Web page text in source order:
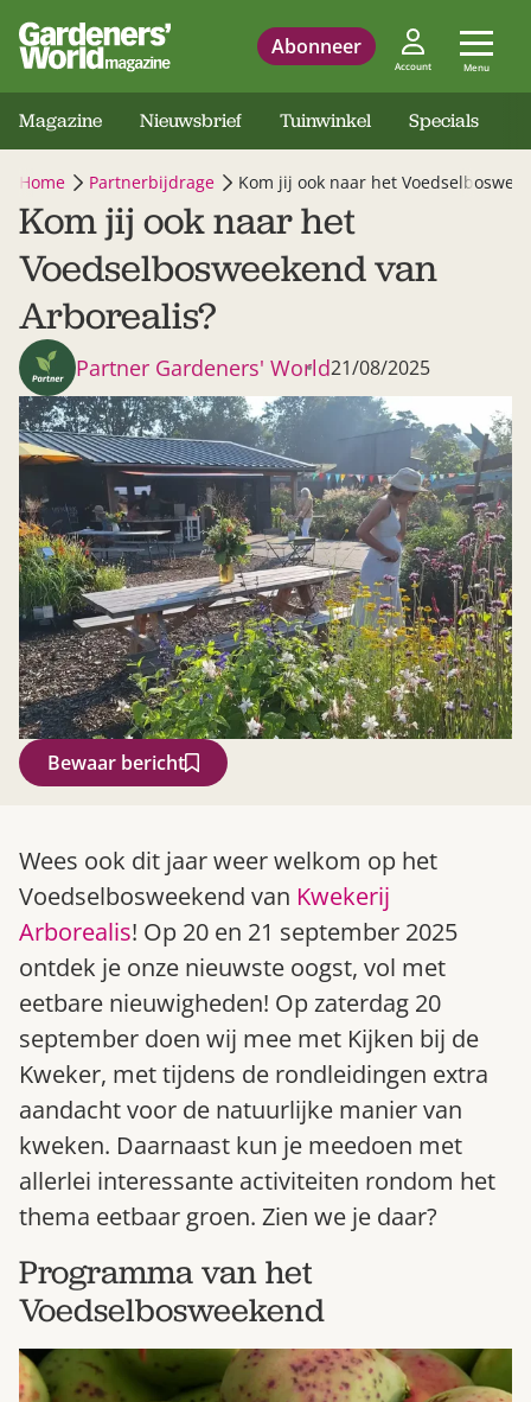
Abonneer
Account Menu
Gardeners’ World 08/2026
Bestel nu
Magazine Nieuwsbrief Tuinwinkel Specials
Home Partnerbijdrage Kom jij ook naar het
Kom jij ook naar het
Voedselbosweekend van
Arborealis?
Partner Gardeners' World21/08/2025
Bewaar bericht
Wees ook dit jaar weer welkom op het
Voedselbosweekend van Kwekerij
Arborealis! Op 20 en 21 september 2025
ontdek je onze nieuwste oogst, vol met
eetbare nieuwigheden! Op zaterdag 20
september doen wij mee met Kijken bij de
Kweker, met tijdens de rondleidingen extra
aandacht voor de natuurlijke manier van
kweken. Daarnaast kun je meedoen met
allerlei interessante activiteiten rondom het
thema eetbaar groen. Zien we je daar?
Programma van het
Voedselbosweekend